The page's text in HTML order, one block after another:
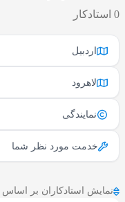
0 استادکار
اردبیل
لاهرود
نمایندگی
خدمت مورد نظر شما
نمایش استادکاران بر اساس